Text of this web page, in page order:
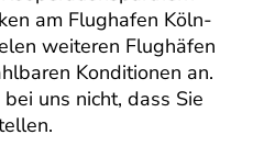
am Flughafen Köln-
weiteren Flughäfen
Konditionen an.
uns nicht, dass Sie